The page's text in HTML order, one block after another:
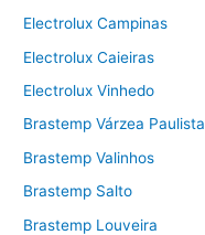
Electrolux Campinas
Electrolux Caieiras
Electrolux Vinhedo
Brastemp Várzea Paulista
Brastemp Valinhos
Brastemp Salto
Brastemp Louveira